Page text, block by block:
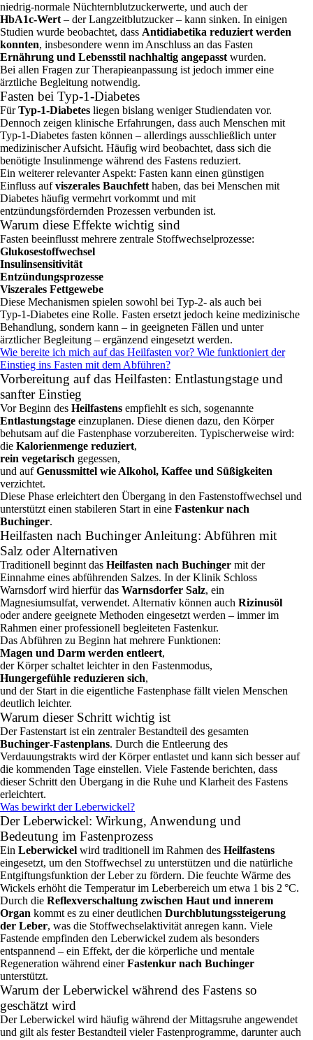
niedrig‑normale Nüchternblutzuckerwerte, und auch der
HbA1c‑Wert – der Langzeitblutzucker – kann sinken. In einigen
Studien wurde beobachtet, dass Antidiabetika reduziert werden
konnten, insbesondere wenn im Anschluss an das Fasten
Ernährung und Lebensstil nachhaltig angepasst wurden.
Bei allen Fragen zur Therapieanpassung ist jedoch immer eine
ärztliche Begleitung notwendig.
Fasten bei Typ‑1‑Diabetes
FürTyp‑1‑Diabetes liegen bislang weniger Studiendaten vor.
Dennoch zeigen klinische Erfahrungen, dass auch Menschen mit
Typ‑1‑Diabetes fasten können – allerdings ausschließlich unter
medizinischer Aufsicht. Häufig wird beobachtet, dass sich die
benötigte Insulinmenge während des Fastens reduziert.
Ein weiterer relevanter Aspekt: Fasten kann einen günstigen
Einfluss aufviszerales Bauchfett haben, das bei Menschen mit
Diabetes häufig vermehrt vorkommt und mit
entzündungsfördernden Prozessen verbunden ist.
Warum diese Effekte wichtig sind
Fasten beeinflusst mehrere zentrale Stoffwechselprozesse:
Glukosestoffwechsel
Insulinsensitivität
Entzündungsprozesse
Viszerales Fettgewebe
Diese Mechanismen spielen sowohl bei Typ‑2‑ als auch bei
Typ‑1‑Diabetes eine Rolle. Fasten ersetzt jedoch keine medizinische
Behandlung, sondern kann – in geeigneten Fällen und unter
ärztlicher Begleitung – ergänzend eingesetzt werden.
Wie bereite ich mich auf das Heilfasten vor? Wie funktioniert der
Einstieg ins Fasten mit dem Abführen?
Vorbereitung auf das Heilfasten: Entlastungstage und
sanfter Einstieg
Vor Beginn des Heilfastens empfiehlt es sich, sogenannte
Entlastungstage einzuplanen. Diese dienen dazu, den Körper
behutsam auf die Fastenphase vorzubereiten. Typischerweise wird:
die Kalorienmenge reduziert,
rein vegetarisch gegessen,
und aufGenussmittel wie Alkohol, Kaffee und Süßigkeiten
verzichtet.
Diese Phase erleichtert den Übergang in den Fastenstoffwechsel und
unterstützt einen stabileren Start in eine Fastenkur nach
Buchinger.
Heilfasten nach Buchinger Anleitung: Abführen mit
Salz oder Alternativen
Traditionell beginnt das Heilfasten nach Buchinger mit der
Einnahme eines abführenden Salzes. In der Klinik Schloss
Warnsdorf wird hierfür das Warnsdorfer Salz, ein
Magnesiumsulfat, verwendet. Alternativ können auch Rizinusöl
oder andere geeignete Methoden eingesetzt werden – immer im
Rahmen einer professionell begleiteten Fastenkur.
Das Abführen zu Beginn hat mehrere Funktionen:
Magen und Darm werden entleert,
der Körper schaltet leichter in den Fastenmodus,
Hungergefühle reduzieren sich,
und der Start in die eigentliche Fastenphase fällt vielen Menschen
deutlich leichter.
Warum dieser Schritt wichtig ist
Der Fastenstart ist ein zentraler Bestandteil des gesamten
Buchinger‑Fastenplans. Durch die Entleerung des
Verdauungstrakts wird der Körper entlastet und kann sich besser auf
die kommenden Tage einstellen. Viele Fastende berichten, dass
dieser Schritt den Übergang in die Ruhe und Klarheit des Fastens
erleichtert.
Was bewirkt der Leberwickel?
Der Leberwickel: Wirkung, Anwendung und
Bedeutung im Fastenprozess
Ein Leberwickel wird traditionell im Rahmen des Heilfastens
eingesetzt, um den Stoffwechsel zu unterstützen und die natürliche
Entgiftungsfunktion der Leber zu fördern. Die feuchte Wärme des
Wickels erhöht die Temperatur im Leberbereich um etwa 1 bis 2 °C.
Durch die Reflexverschaltung zwischen Haut und innerem
Organ kommt es zu einer deutlichen Durchblutungssteigerung
der Leber, was die Stoffwechselaktivität anregen kann. Viele
Fastende empfinden den Leberwickel zudem als besonders
entspannend – ein Effekt, der die körperliche und mentale
Regeneration während einerFastenkur nach Buchinger
unterstützt.
Warum der Leberwickel während des Fastens so
geschätzt wird
Der Leberwickel wird häufig während der Mittagsruhe angewendet
und gilt als fester Bestandteil vieler Fastenprogramme, darunter auch